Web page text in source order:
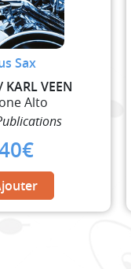
Sax
KARL VEEN
Alto
€